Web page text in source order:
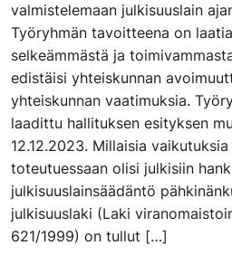
valmistelemaan julkisuuslain
Työryhmän tavoitteena on
selkeämmästä ja
edistäisi yhteiskunnan
yhteiskunnan vaatimuksia.
laadittu hallituksen esityksen
12.12.2023. Millaisia
toteutuessaan olisi julkisiin
julkisuuslainsäädäntö
julkisuuslaki (Laki
621/1999) on tullut […]